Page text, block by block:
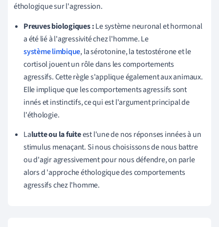
éthologique sur l'agression.
Preuves biologiques :Le système neuronal et hormonal
a été lié à l'agressivité chez l'homme. Le
système limbique, la sérotonine, la testostérone et le
cortisol jouent un rôle dans les comportements
agressifs. Cette règle s'applique également aux animaux.
Elle implique que les comportements agressifs sont
innés et instinctifs, ce qui est l'argument principal de
l'éthologie.
Lalutte ou la fuiteest l'une de nos réponses innées à un
stimulus menaçant. Si nous choisissons de nous battre
ou d'agir agressivement pour nous défendre,on parle
alors d'approche éthologique des comportements
agressifs chez l'homme.